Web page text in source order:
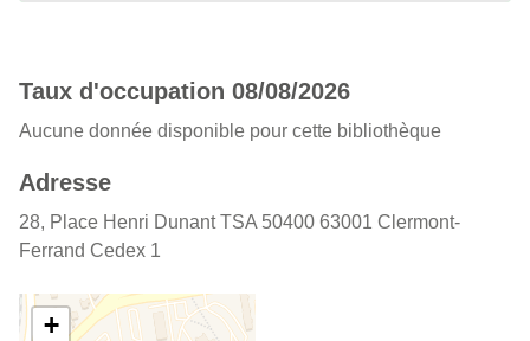
Taux d'occupation 08/08/2026
Aucune donnée disponible pour cette bibliothèque
Adresse
28, Place Henri Dunant TSA 50400 63001 Clermont-
Ferrand Cedex 1
+